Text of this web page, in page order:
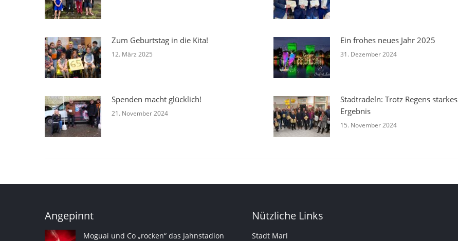
Zum Geburtstag in die Kita!
12. März 2025
Ein frohes neues Jahr 2025
31. Dezember 2024
Spenden macht glücklich!
21. November 2024
Stadtradeln: Trotz Regens starkes
Ergebnis
15. November 2024
Angepinnt
Moguai und Co „rocken“ das Jahnstadion
Nützliche Links
Stadt Marl